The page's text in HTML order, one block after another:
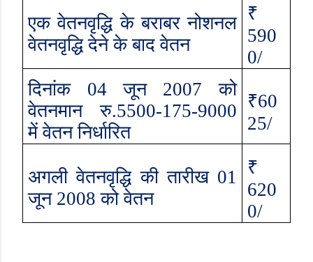
एक वेतनवृद्धि के बराबर नोशनल
वेतनवृद्धि देने के बाद वेतन
₹
590
0/
दिनांक 04 जून 2007 को
वेतनमान रु.5500-175-9000
में वेतन निर्धारित
₹60
25/
अगली वेतनवृद्धि की तारीख 01
जून 2008 को वेतन
₹
620
0/